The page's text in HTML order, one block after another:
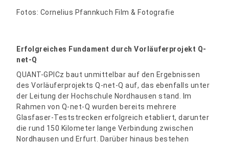
Fotos: Cornelius Pfannkuch Film & Fotografie
Erfolgreiches Fundament durch Vorläuferprojekt Q-
net-Q
QUANT-GPICz baut unmittelbar auf den Ergebnissen
des Vorläuferprojekts Q-net-Q auf, das ebenfalls unter
der Leitung der Hochschule Nordhausen stand. Im
Rahmen von Q-net-Q wurden bereits mehrere
Glasfaser-Teststrecken erfolgreich etabliert, darunter
die rund 150 Kilometer lange Verbindung zwischen
Nordhausen und Erfurt. Darüber hinaus bestehen